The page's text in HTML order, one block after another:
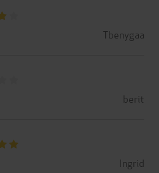
Tbenygaa
berit
Ingrid